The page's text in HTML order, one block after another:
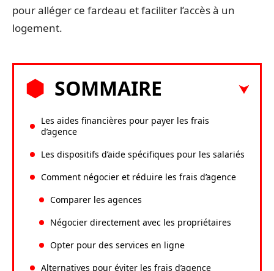
pour alléger ce fardeau et faciliter l’accès à un
logement.
SOMMAIRE
Les aides financières pour payer les frais
d’agence
Les dispositifs d’aide spécifiques pour les salariés
Comment négocier et réduire les frais d’agence
Comparer les agences
Négocier directement avec les propriétaires
Opter pour des services en ligne
Alternatives pour éviter les frais d’agence